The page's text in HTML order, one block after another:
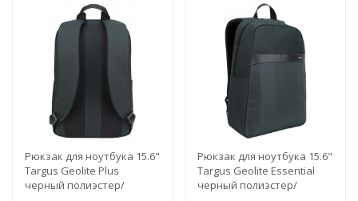
Рюкзак для ноутбука 15.6"
Targus Geolite Plus
черный полиэстер/
Рюкзак для ноутбука 15.6"
Targus Geolite Essential
черный полиэстер/